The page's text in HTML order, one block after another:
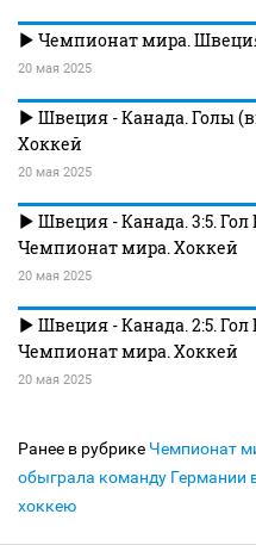
Чемпионат мира.
20 мая 2025
Швеция - Канада. Голы
Хоккей
20 мая 2025
Швеция - Канада. 3:5.
Чемпионат мира. Хоккей
20 мая 2025
Швеция - Канада. 2:5.
Чемпионат мира. Хоккей
20 мая 2025
Ранее в рубрике Чемпионат
обыграла команду Германии
хоккею